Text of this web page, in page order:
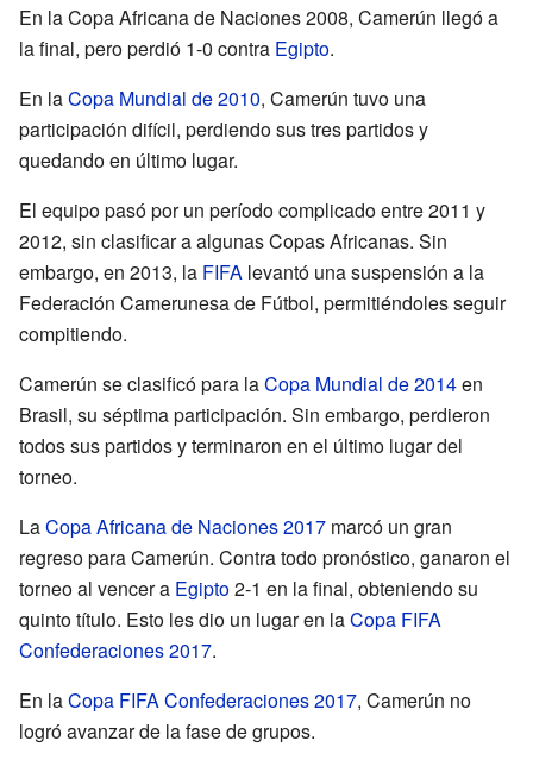
En la Copa Africana de Naciones 2008, Camerún llegó a
la final, pero perdió 1-0 contra Egipto.
En laCopa Mundial de 2010, Camerún tuvo una
participación difícil, perdiendo sus tres partidos y
quedando en último lugar.
El equipo pasó por un período complicado entre 2011 y
2012, sin clasificar a algunas Copas Africanas. Sin
embargo, en 2013, la FIFA levantó una suspensión a la
Federación Camerunesa de Fútbol, permitiéndoles seguir
compitiendo.
Camerún se clasificó para laCopa Mundial de 2014en
Brasil, su séptima participación. Sin embargo, perdieron
todos sus partidos y terminaron en el último lugar del
torneo.
LaCopa Africana de Naciones 2017 marcó un gran
regreso para Camerún. Contra todo pronóstico, ganaron el
torneo al vencer a Egipto2-1 en la final, obteniendo su
quinto título. Esto les dio un lugar en laCopa FIFA
Confederaciones 2017.
En laCopa FIFA Confederaciones 2017, Camerún no
logró avanzar de la fase de grupos.